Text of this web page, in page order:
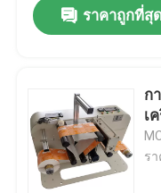
ราคาถูกที่สุ
ก
เ
ร